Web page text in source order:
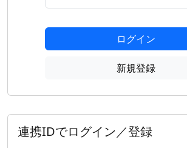
ログイン
新規登録
連携IDでログイン／登録